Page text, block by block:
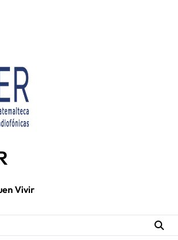
Vivir